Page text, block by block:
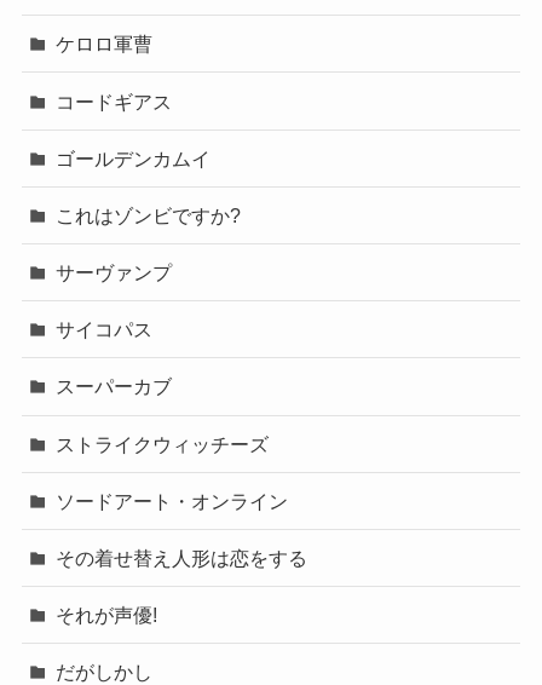
ケロロ軍曹
コードギアス
ゴールデンカムイ
これはゾンビですか?
サーヴァンプ
サイコパス
スーパーカブ
ストライクウィッチーズ
ソードアート・オンライン
その着せ替え人形は恋をする
それが声優!
だがしかし